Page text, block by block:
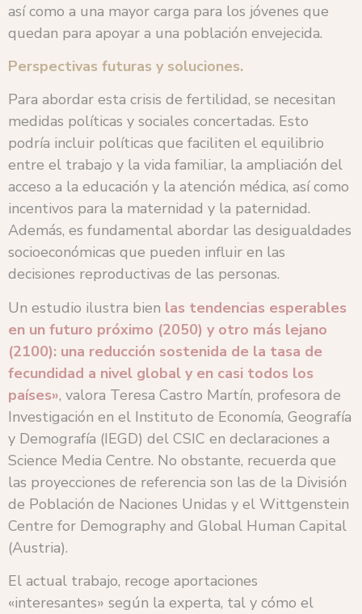
así como a una mayor carga para los jóvenes que
quedan para apoyar a una población envejecida.
Perspectivas futuras y soluciones.
Para abordar esta crisis de fertilidad, se necesitan
medidas políticas y sociales concertadas. Esto
podría incluir políticas que faciliten el equilibrio
entre el trabajo y la vida familiar, la ampliación del
acceso a la educación y la atención médica, así como
incentivos para la maternidad y la paternidad.
Además, es fundamental abordar las desigualdades
socioeconómicas que pueden influir en las
decisiones reproductivas de las personas.
Un estudio ilustra bien las tendencias esperables
en un futuro próximo (2050) y otro más lejano
(2100): una reducción sostenida de la tasa de
fecundidad a nivel global y en casi todos los
países», valora Teresa Castro Martín, profesora de
Investigación en el Instituto de Economía, Geografía
y Demografía (IEGD) del CSIC en declaraciones a
Science Media Centre. No obstante, recuerda que
las proyecciones de referencia son las de la División
de Población de Naciones Unidas y el Wittgenstein
Centre for Demography and Global Human Capital
(Austria).
El actual trabajo, recoge aportaciones
«interesantes» según la experta, tal y cómo el